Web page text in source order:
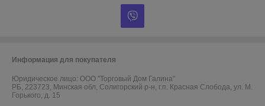
Информация для покупателя
Юридическое лицо: ООО "Торговый Дом Галина"
РБ, 223723, Минская обл, Солигорский р-н, г.п. Красная Слобода, ул. М.
Горького, д. 15